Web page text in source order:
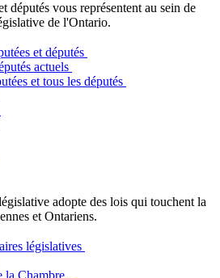
députés vous représentent au sein de
de l'Ontario.
et députés
actuels
et tous les députés
adopte des lois qui touchent la
et Ontariens.
législatives
la Chambre